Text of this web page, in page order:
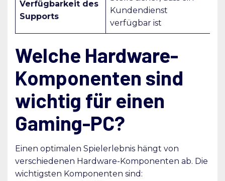
Verfügbarkeit des
Supports
Kundendienst
verfügbar ist
Welche Hardware-
Komponenten sind
wichtig für einen
Gaming-PC?
Einen optimalen Spielerlebnis hängt von
verschiedenen Hardware-Komponenten ab. Die
wichtigsten Komponenten sind: